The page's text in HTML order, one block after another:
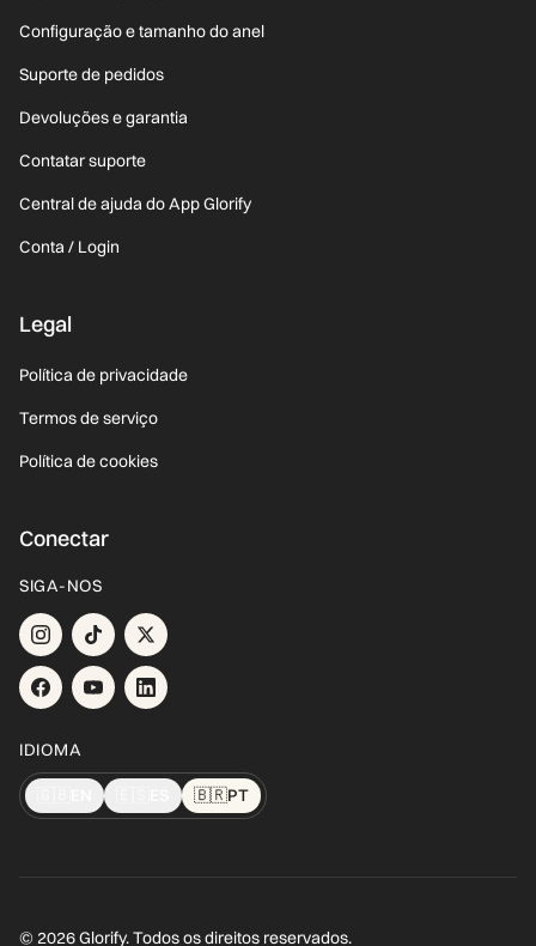
Configuração e tamanho do anel
Suporte de pedidos
Devoluções e garantia
Contatar suporte
Central de ajuda do App Glorify
Conta / Login
Legal
Política de privacidade
Termos de serviço
Política de cookies
Conectar
SIGA-NOS
IDIOMA
🇧🇷PT
© 2026 Glorify. Todos os direitos reservados.